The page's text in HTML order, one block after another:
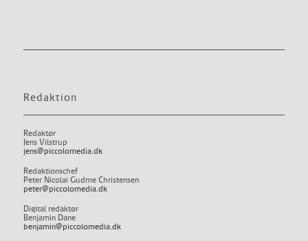
Redaktion
Redaktør
Jens Vilstrup
jens@piccolomedia.dk
Redaktionschef
Peter Nicolai Gudme Christensen
peter@piccolomedia.dk
Digital redaktør
Benjamin Dane
benjamin@piccolomedia.dk